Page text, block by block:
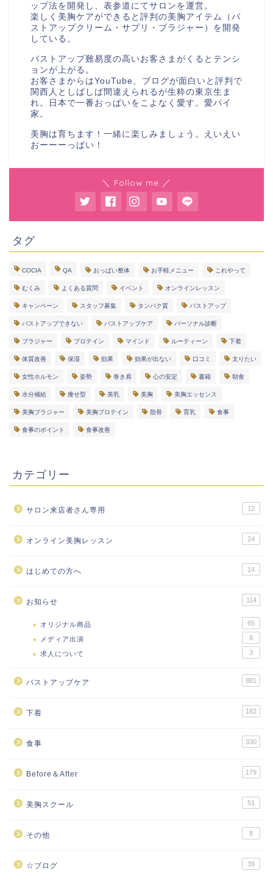
ップ法を開発し、表参道にてサロンを運営。
楽しく美胸ケアができると評判の美胸アイテム（バ
ストアップクリーム・サプリ・ブラジャー）を開発
している。
バストアップ難易度の高いお客さまがくるとテンシ
ョンが上がる。
お客さまからはYouTube、ブログが面白いと評判で
関西人としばしば間違えられるが生粋の東京生ま
れ。日本で一番おっぱいをこよなく愛す。愛パイ
家。
美胸は育ちます！一緒に楽しみましょう。えいえい
おーーーっぱい！
＼ Follow me ／
タグ
COCIA QA おっぱい整体 お手軽メニュー これやって
むくみ よくある質問 イベント オンラインレッスン
キャンペーン スタッフ募集 タンパク質 バストアップ
バストアップできない バストアップケア パーソナル診断
ブラジャー プロテイン マインド ルーティーン 下着
体質改善 保湿 効果 効果が出ない 口コミ 太りたい
女性ホルモン 姿勢 巻き肩 心の安定 書籍 朝食
水分補給 痩せ型 美乳 美胸 美胸エッセンス
美胸ブラジャー 美胸プロテイン 肋骨 育乳 食事
食事のポイント 食事改善
カテゴリー
サロン来店者さん専用 12
オンライン美胸レッスン 24
はじめての方へ 14
お知らせ 114
オリジナル商品 65
メディア出演 8
求人について 3
バストアップケア 881
下着 182
食事 330
Before＆After 179
美胸スクール 51
その他 8
☆ブログ 39